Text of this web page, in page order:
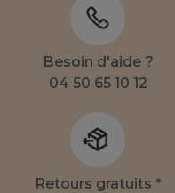
Besoin d'aide ?
04 50 65 10 12
Retours gratuits *